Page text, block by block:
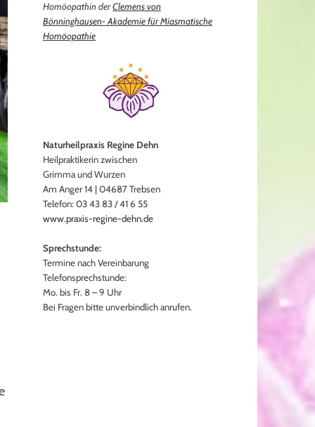
Homöopathin derClemens von
Bönninghausen- Akademie für Miasmatische
Homöopathie
Naturheilpraxis Regine Dehn
Heilpraktikerin zwischen
Grimma und Wurzen
Am Anger 14 | 04687 Trebsen
Telefon: 03 43 83 / 41 6 55
www.praxis-regine-dehn.de
Sprechstunde:
Termine nach Vereinbarung
Telefonsprechstunde:
Mo. bis Fr. 8 – 9 Uhr
Bei Fragen bitte unverbindlich anrufen.